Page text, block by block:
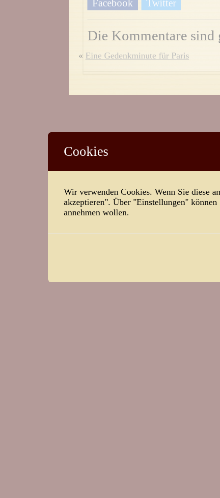
Facebook Twitter
Die Kommentare sind
« Eine Gedenkminute für Paris
Cookies
Wir verwenden Cookies. Wenn Sie diese
akzeptieren". Über "Einstellungen"
annehmen wollen.